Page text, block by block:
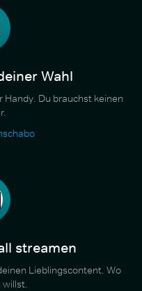
Wahl
Handy. Du brauchst keinen
streamen
Lieblingscontent. Wo
willst.